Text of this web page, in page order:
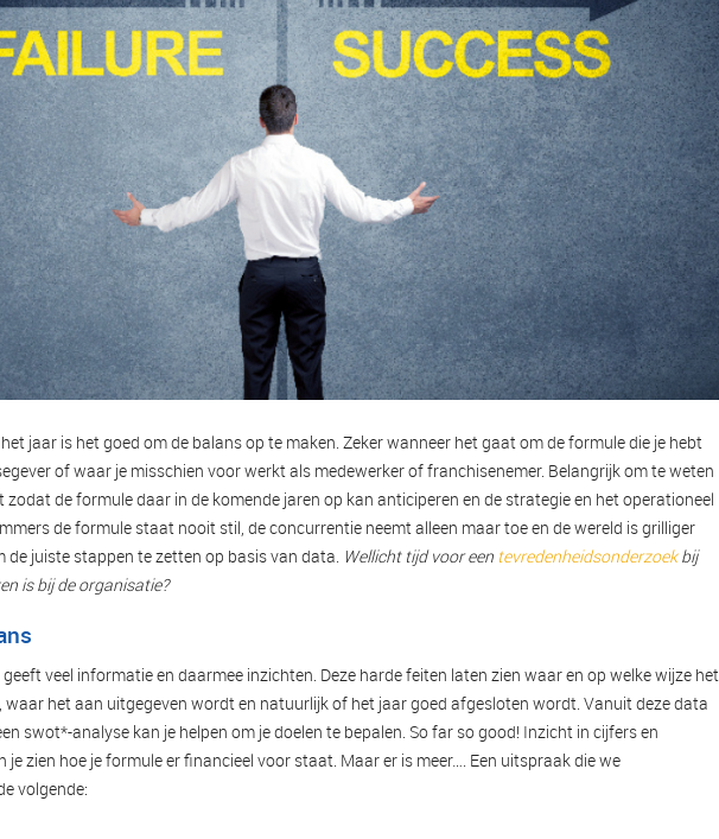
jaar is het goed om de balans op te maken. Zeker wanneer het gaat om de formule die je hebt
of waar je misschien voor werkt als medewerker of franchisenemer. Belangrijk om te weten
zodat de formule daar in de komende jaren op kan anticiperen en de strategie en het operationeel
de formule staat nooit stil, de concurrentie neemt alleen maar toe en de wereld is grilliger
de juiste stappen te zetten op basis van data. Wellicht tijd voor een tevredenheidsonderzoekbij
is bij de organisatie?
veel informatie en daarmee inzichten. Deze harde feiten laten zien waar en op welke wijze het
waar het aan uitgegeven wordt en natuurlijk of het jaar goed afgesloten wordt. Vanuit deze data
swot*-analyse kan je helpen om je doelen te bepalen. So far so good! Inzicht in cijfers en
je zien hoe je formule er financieel voor staat. Maar er is meer…. Een uitspraak die we
volgende: